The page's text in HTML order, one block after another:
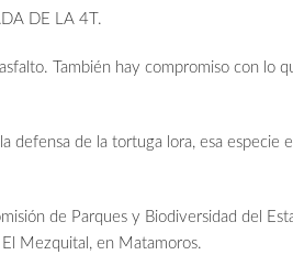
DE LA 4T.
También hay compromiso con lo
defensa de la tortuga lora, esa
de Parques y Biodiversidad del
Mezquital, en Matamoros.